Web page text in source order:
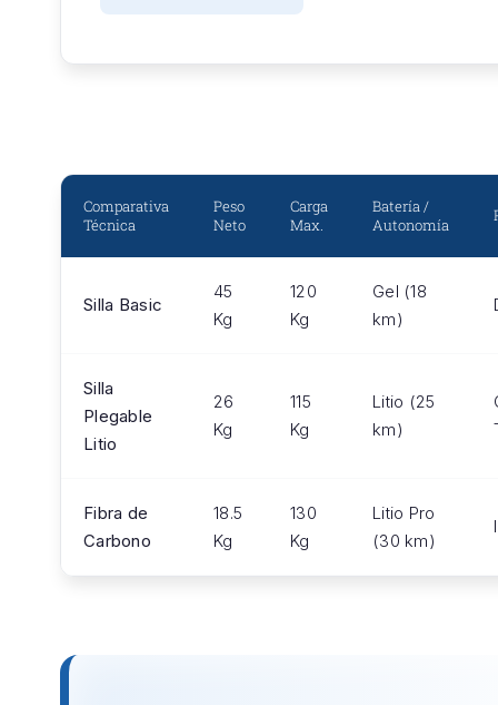
Comparativa
Técnica
Peso
Neto
Carga
Max.
Batería /
Autonomía
Silla Basic
45
Kg
120
Kg
Gel (18
km)
Silla
Plegable
Litio
26
Kg
115
Kg
Litio (25
km)
Fibra de
Carbono
18.5
Kg
130
Kg
Litio Pro
(30 km)